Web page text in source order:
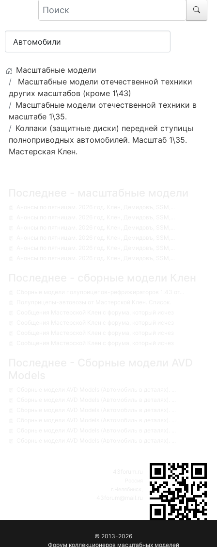
Масштабные модели
Масштабные модели отечественной техники
других масштабов (кроме 1\43)
Масштабные модели отечественной техники в
масштабе 1\35.
Колпаки (защитные диски) передней ступицы
полноприводных автомобилей. Масштаб 1\35.
Мастерская Клен.
© 2013-2026
Форум коллекционеров масштабных моделей